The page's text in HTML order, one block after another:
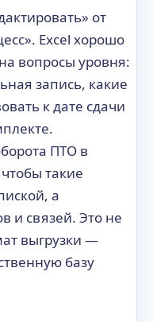
от
Excel хорошо
вопросы уровня:
запись, какие
к дате сдачи
ПТО в
такие
а
и связей. Это не
выгрузки —
базу